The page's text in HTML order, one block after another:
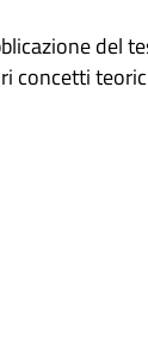
del
concetti